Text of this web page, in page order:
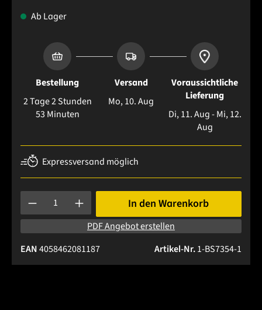
Ab Lager
Bestellung
2 Tage 2 Stunden
53 Minuten
Versand
Mo, 10. Aug
Voraussichtliche
Lieferung
Di, 11. Aug - Mi, 12.
Aug
Expressversand möglich
Produkt Anzahl: Gib den gewünschten Wert ein oder
In den Warenkorb
PDF Angebot erstellen
Artikel-Nr.1-BS7354-1
EAN4058462081187